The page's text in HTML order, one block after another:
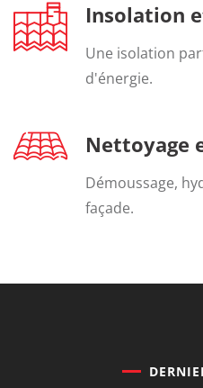
Insolation
Une isolation
d'énergie.
Nettoyage
Démoussage,
façade.